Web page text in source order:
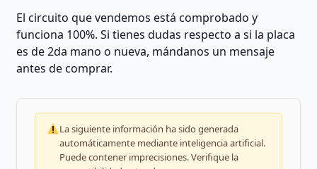
El circuito que vendemos está comprobado y
funciona 100%. Si tienes dudas respecto a si la placa
es de 2da mano o nueva, mándanos un mensaje
antes de comprar.
La siguiente información ha sido generada
automáticamente mediante inteligencia artificial.
Puede contener imprecisiones. Verifique la